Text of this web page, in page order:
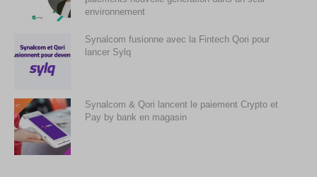
environnement
Synalcom fusionne avec la Fintech Qori pour
lancer Sylq
Synalcom & Qori lancent le paiement Crypto et
Pay by bank en magasin